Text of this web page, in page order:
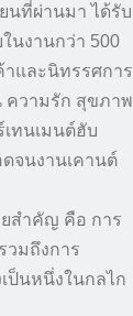
นที่ผ่านมา ได้รับ
นงานกว่า 500
าและนิทรรศการ
ความรัก สุขภาพ
ทนเมนต์ฮับ
จนงานเคานต์
ยสำคัญ คือ การ
วมถึงการ
ป็นหนึ่งในกลไก